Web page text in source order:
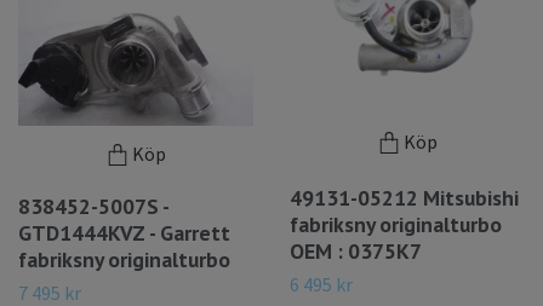
Köp
838452-5007S -
GTD1444KVZ - Garrett
fabriksny originalturbo
7 495 kr
Köp
49131-05212 Mitsubishi
fabriksny originalturbo
OEM : 0375K7
6 495 kr